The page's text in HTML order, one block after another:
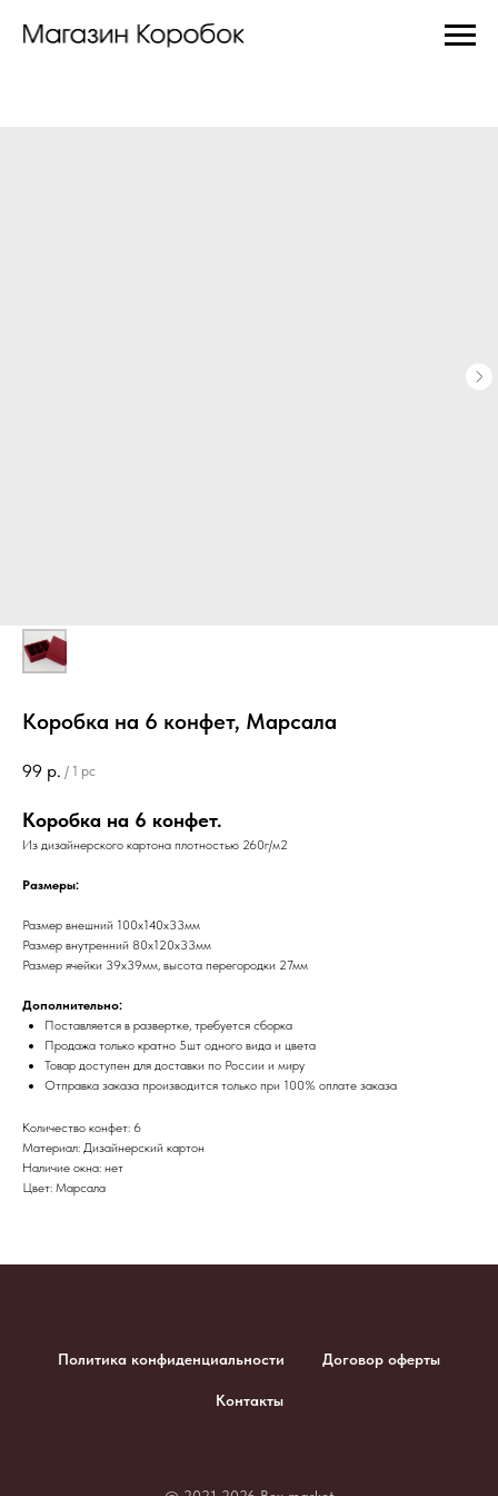
Коробка на 6 конфет, Марсала
99 р. / 1 pc
Коробка на 6 конфет.
Из дизайнерского картона плотностью 260г/м2
Размеры:
Размер внешний 100х140х33мм
Размер внутренний 80х120х33мм
Размер ячейки 39х39мм, высота перегородки 27мм
Дополнительно:
Поставляется в развертке, требуется сборка
Продажа только кратно 5шт одного вида и цвета
Товар доступен для доставки по России и миру
​Отправка заказа производится только при 100% оплате заказа
Количество конфет: 6
Материал: Дизайнерский картон
Наличие окна: нет
Цвет: Марсала
Политика конфиденциальности Договор оферты
Контакты